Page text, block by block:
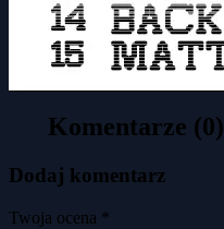
Komentarze (0)
Dodaj komentarz
Twoja ocena *